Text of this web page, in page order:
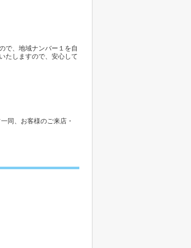
で、地域ナンバー１を自
たしますので、安心して
同、お客様のご来店・